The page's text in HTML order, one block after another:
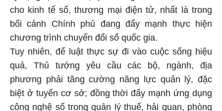
cho kinh tế số, thương mại điện tử, nhất là trong
bối cảnh Chính phủ đang đẩy mạnh thực hiện
chương trình chuyển đổi số quốc gia.
Tuy nhiên, để luật thực sự đi vào cuộc sống hiệu
quả, Thủ tướng yêu cầu các bộ, ngành, địa
phương phải tăng cường năng lực quản lý, đặc
biệt ở tuyến cơ sở; đồng thời đẩy mạnh ứng dụng
công nghệ số trong quản lý thuế, hải quan, phòng